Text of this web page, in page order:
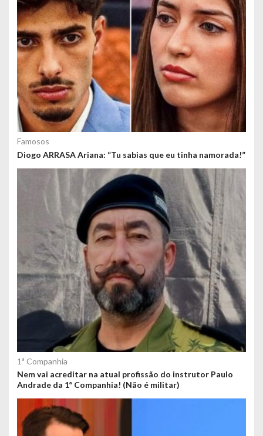
Famosos
Diogo ARRASA Ariana: “Tu sabias que eu tinha namorada!”
1ª Companhia
Nem vai acreditar na atual profissão do instrutor Paulo
Andrade da 1ª Companhia! (Não é militar)